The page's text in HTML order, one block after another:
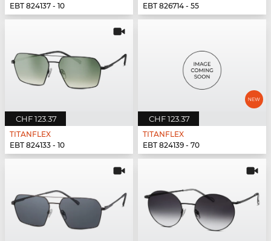
EBT 824137 - 10
EBT 826714 - 55
CHF 123.37
TITANFLEX
EBT 824133 - 10
CHF 123.37
TITANFLEX
EBT 824139 - 70